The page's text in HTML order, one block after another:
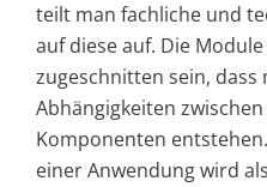
teilt man fachliche und
auf diese auf. Die
zugeschnitten sein, dass
Abhängigkeiten
Komponenten
einer Anwendung wird